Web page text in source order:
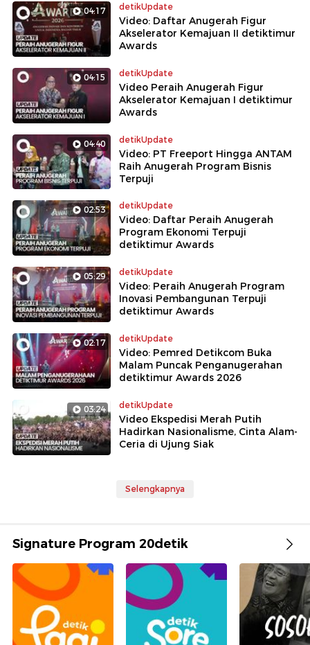
04:17 detikUpdate
Video: Daftar Anugerah Figur
Akselerator Kemajuan II detiktimur
Awards
04:15 detikUpdate
Video Peraih Anugerah Figur
Akselerator Kemajuan I detiktimur
Awards
04:40 detikUpdate
Video: PT Freeport Hingga ANTAM
Raih Anugerah Program Bisnis
Terpuji
02:53 detikUpdate
Video: Daftar Peraih Anugerah
Program Ekonomi Terpuji
detiktimur Awards
05:29 detikUpdate
Video: Peraih Anugerah Program
Inovasi Pembangunan Terpuji
detiktimur Awards
02:17 detikUpdate
Video: Pemred Detikcom Buka
Malam Puncak Penganugerahan
detiktimur Awards 2026
03:24 detikUpdate
Video Ekspedisi Merah Putih
Hadirkan Nasionalisme, Cinta Alam-
Ceria di Ujung Siak
Selengkapnya
Signature Program 20detik